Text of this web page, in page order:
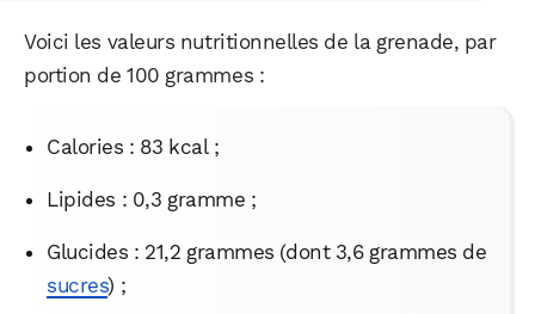
Voici les valeurs nutritionnelles de la grenade, par
portion de 100 grammes :
Calories : 83 kcal ;
Lipides : 0,3 gramme ;
Glucides : 21,2 grammes (dont 3,6 grammes de
sucres) ;